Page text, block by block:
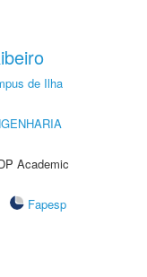
de Ilha
Academic
Fapesp